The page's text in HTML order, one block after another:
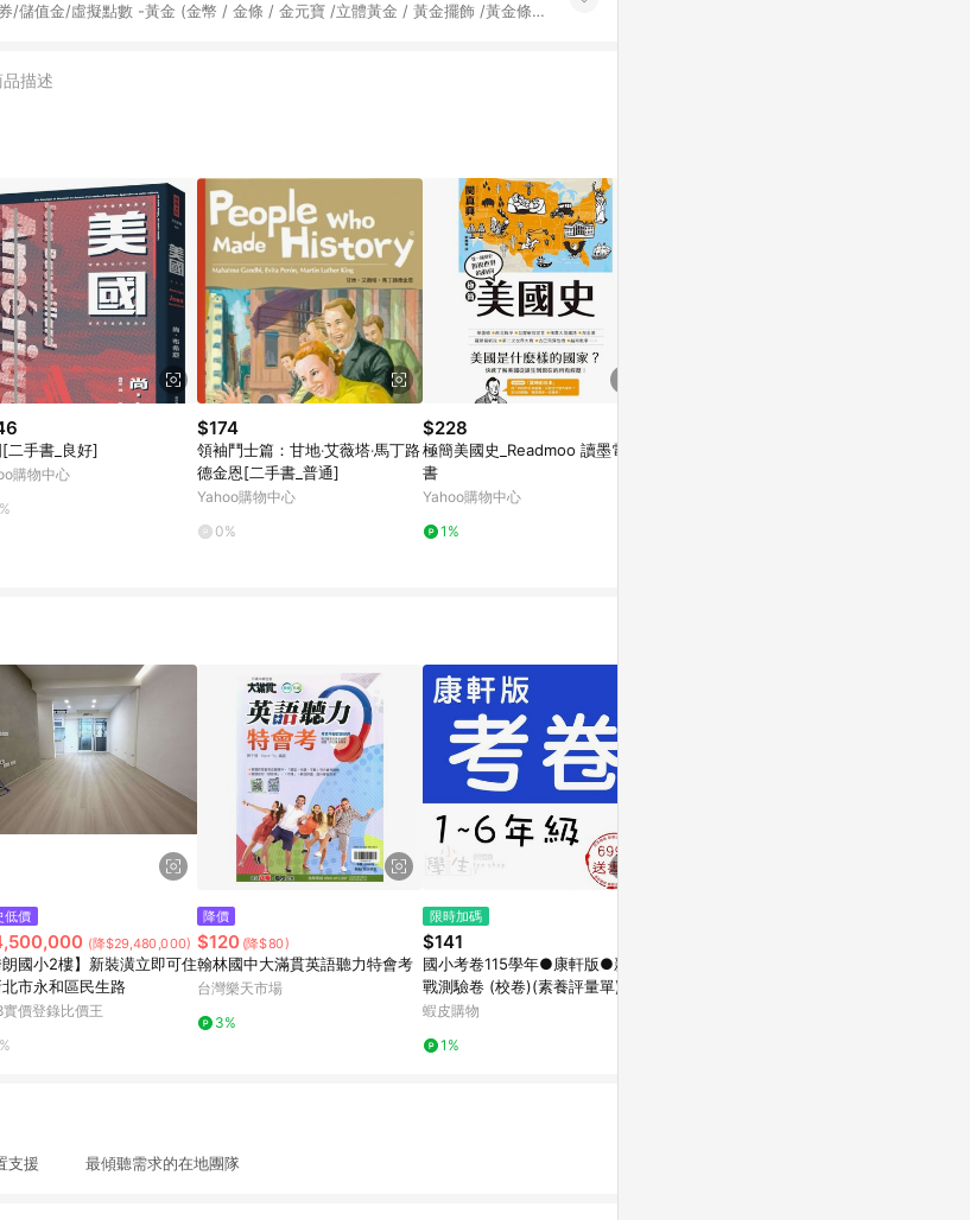
/儲值金/虛擬點數 -黃金 (金幣 / 金條 / 金元寶 /立體黃金 / 黃金擺飾 /黃金條
商品：商品賣場中有標示「商店」及顯示商店名稱者(指定活動店家除外) 3. 訂
品描述
二手書_良好]
購物中心
$174
領袖鬥士篇：甘地‧艾薇塔‧馬丁路
德金恩[二手書_普通]
Yahoo購物中心
0%
$228
極簡美國史_Readmoo 讀墨電子
書
Yahoo購物中心
1%
低價
(降$29,480,000)
朗國小2樓】新裝潢立即可住
北市永和區民生路
實價登錄比價王
降價
$120 (降$80)
翰林國中大滿貫英語聽力特會考
台灣樂天市場
3%
限時加碼
$141
國小考卷115學年●康軒版●新挑
戰測驗卷 (校卷)(素養評量單)(小
學生福利社)K
蝦皮購物
1%
支援 最傾聽需求的在地團隊